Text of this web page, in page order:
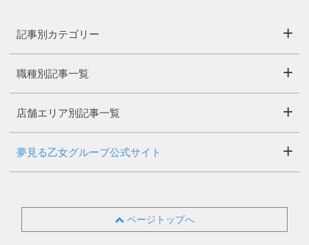
記事別カテゴリー
職種別記事一覧
店舗エリア別記事一覧
夢見る乙女グループ公式サイト
ページトップへ